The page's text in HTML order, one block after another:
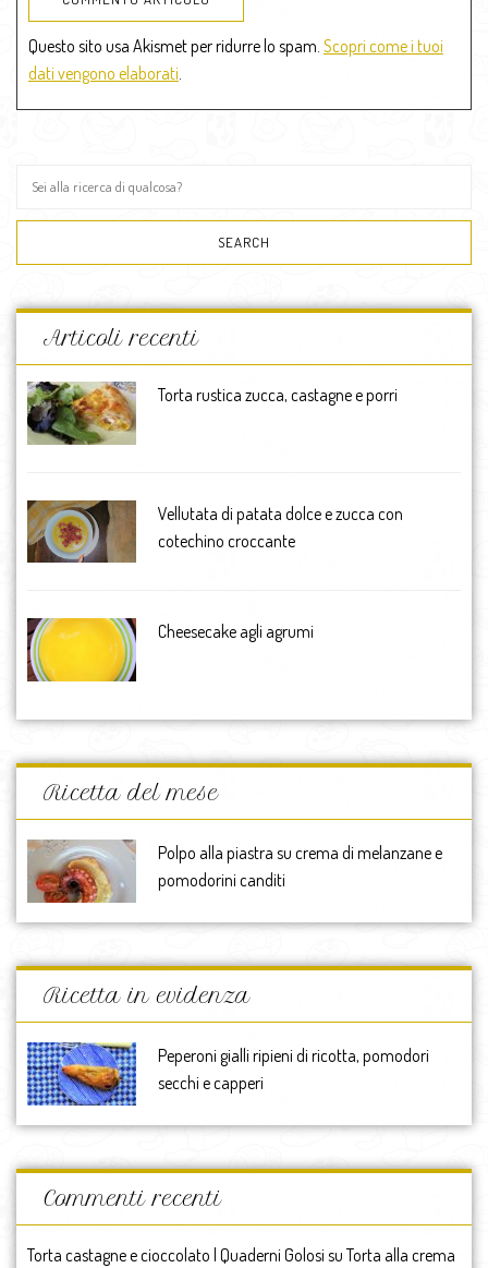
Questo sito usa Akismet per ridurre lo spam. Scopri come i tuoi
dati vengono elaborati
Articoli recenti
Torta rustica zucca, castagne e porri
Vellutata di patata dolce e zucca con
cotechino croccante
Cheesecake agli agrumi
Ricetta del mese
Polpo alla piastra su crema di melanzane e
pomodorini canditi
Ricetta in evidenza
Peperoni gialli ripieni di ricotta, pomodori
secchi e capperi
Commenti recenti
Torta castagne e cioccolato | Quaderni Golosi suTorta alla crema